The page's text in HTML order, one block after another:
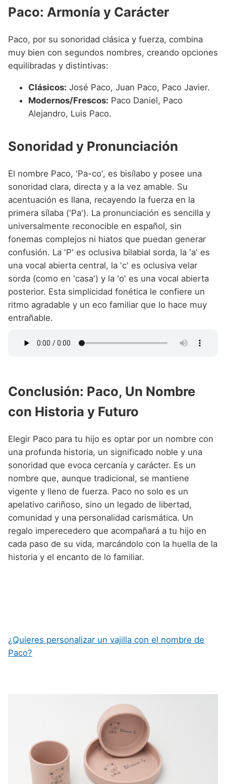
Paco: Armonía y Carácter
Paco, por su sonoridad clásica y fuerza, combina
muy bien con segundos nombres, creando opciones
equilibradas y distintivas:
Clásicos: José Paco, Juan Paco, Paco Javier.
Modernos/Frescos: Paco Daniel, Paco
Alejandro, Luis Paco.
Sonoridad y Pronunciación
El nombre Paco, 'Pa-co', es bisílabo y posee una
sonoridad clara, directa y a la vez amable. Su
acentuación es llana, recayendo la fuerza en la
primera sílaba ('Pa'). La pronunciación es sencilla y
universalmente reconocible en español, sin
fonemas complejos ni hiatos que puedan generar
confusión. La 'P' es oclusiva bilabial sorda, la 'a' es
una vocal abierta central, la 'c' es oclusiva velar
sorda (como en 'casa') y la 'o' es una vocal abierta
posterior. Esta simplicidad fonética le confiere un
ritmo agradable y un eco familiar que lo hace muy
entrañable.
Conclusión: Paco, Un Nombre
con Historia y Futuro
Elegir Paco para tu hijo es optar por un nombre con
una profunda historia, un significado noble y una
sonoridad que evoca cercanía y carácter. Es un
nombre que, aunque tradicional, se mantiene
vigente y lleno de fuerza. Paco no solo es un
apelativo cariñoso, sino un legado de libertad,
comunidad y una personalidad carismática. Un
regalo imperecedero que acompañará a tu hijo en
cada paso de su vida, marcándolo con la huella de la
historia y el encanto de lo familiar.
¿Quieres personalizar un vajilla con el nombre de
Paco?